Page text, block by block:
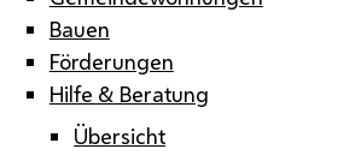
Bauen
Förderungen
Hilfe & Beratung
Übersicht